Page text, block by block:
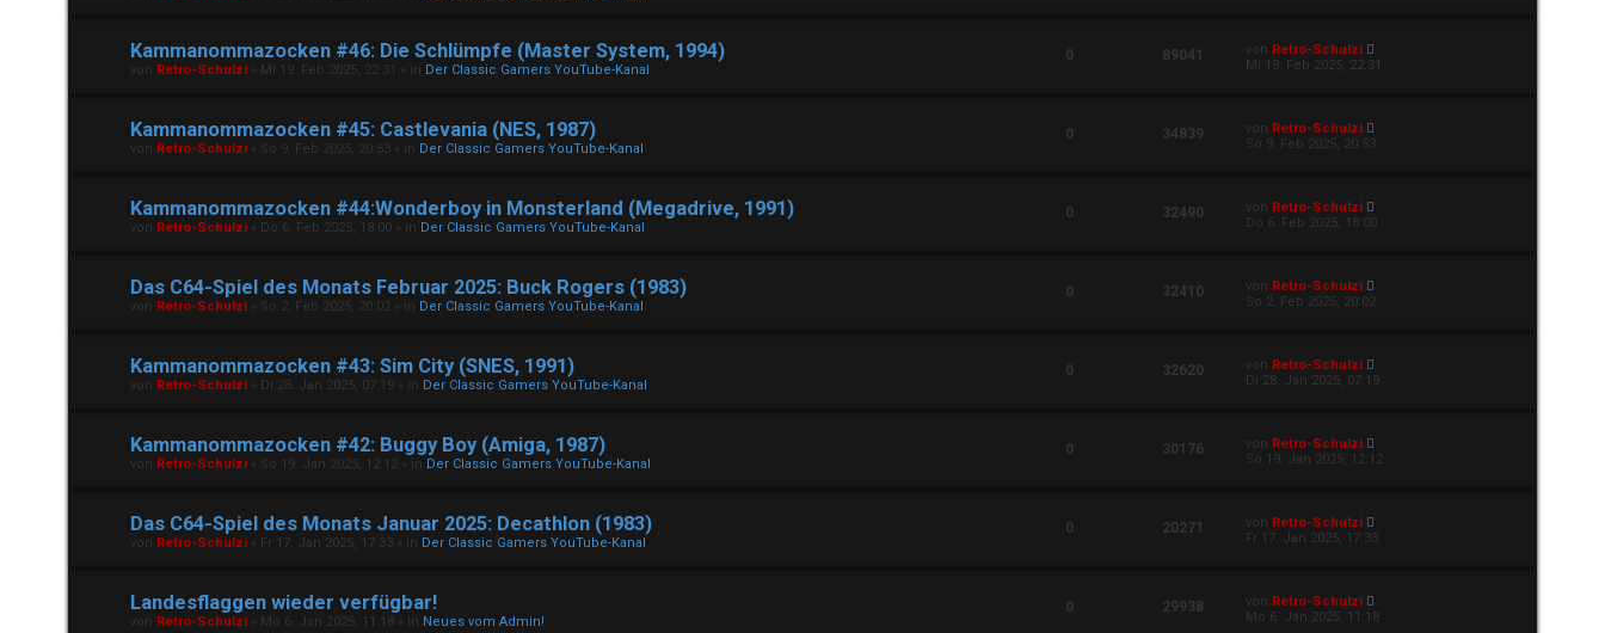
Kammanommazocken #46: Die Schlümpfe (Master System, 1994)
von Retro-Schulzi Mi 19. Feb 2025, 22:31 » in Der Classic Gamers YouTube-Kanal
0 89041 von Retro-Schulzi
Mi 19. Feb 2025, 22:31
Kammanommazocken #45: Castlevania (NES, 1987)
von Retro-Schulzi So 9. Feb 2025, 20:53 » in Der Classic Gamers YouTube-Kanal
0 34839 von Retro-Schulzi
So 9. Feb 2025, 20:53
Kammanommazocken #44:Wonderboy in Monsterland (Megadrive, 1991)
von Retro-Schulzi Do 6. Feb 2025, 18:00 » in Der Classic Gamers YouTube-Kanal
0 32490 von Retro-Schulzi
Do 6. Feb 2025, 18:00
Das C64-Spiel des Monats Februar 2025: Buck Rogers (1983)
von Retro-Schulzi So 2. Feb 2025, 20:02 » in Der Classic Gamers YouTube-Kanal
0 32410 von Retro-Schulzi
So 2. Feb 2025, 20:02
Kammanommazocken #43: Sim City (SNES, 1991)
von Retro-Schulzi Di 28. Jan 2025, 07:19 » in Der Classic Gamers YouTube-Kanal
0 32620 von Retro-Schulzi
Di 28. Jan 2025, 07:19
Kammanommazocken #42: Buggy Boy (Amiga, 1987)
von Retro-Schulzi So 19. Jan 2025, 12:12 » in Der Classic Gamers YouTube-Kanal
0 30176 von Retro-Schulzi
So 19. Jan 2025, 12:12
Das C64-Spiel des Monats Januar 2025: Decathlon (1983)
von Retro-Schulzi Fr 17. Jan 2025, 17:33 » in Der Classic Gamers YouTube-Kanal
0 20271 von Retro-Schulzi
Fr 17. Jan 2025, 17:33
Landesflaggen wieder verfügbar!
von Retro-Schulzi Mo 6. Jan 2025, 11:18 » in Neues vom Admin!
0 29938 von Retro-Schulzi
Mo 6. Jan 2025, 11:18